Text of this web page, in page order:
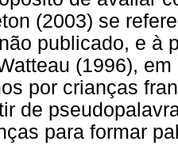
(2003) se
publicado, e à
(1996),
por crianças
de
para formar